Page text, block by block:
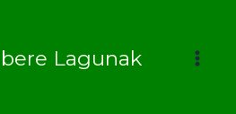
Lagunak